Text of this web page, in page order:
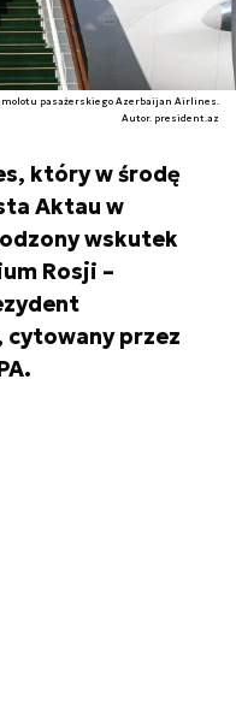
pasażerskiego Azerbaijan Airlines.
Autor. president.az
który w środę
Aktau w
wskutek
Rosji –
cytowany przez